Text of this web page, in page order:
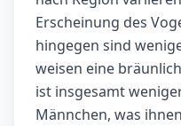
Erscheinung des
hingegen sind
weisen eine
ist insgesamt
Männchen, was